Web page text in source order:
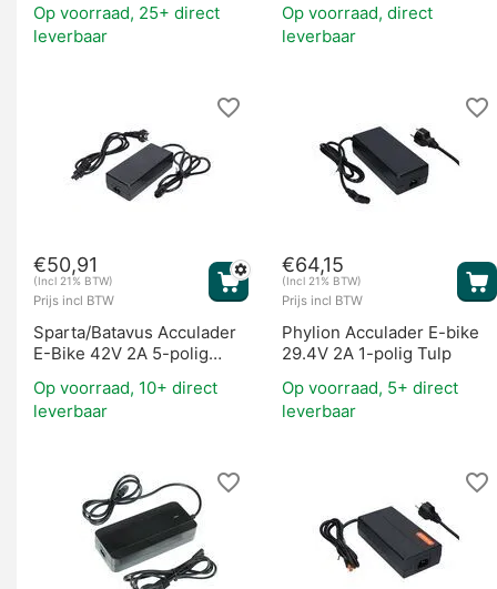
Overige onderdelen
Op voorraad, 25+ direct
leverbaar
Op voorraad, direct
leverbaar
€50,91
(Incl 21% BTW)
Prijs incl BTW
Sparta/Batavus Acculader
E-Bike 42V 2A 5-polig
Op voorraad, 10+ direct
leverbaar
€64,15
(Incl 21% BTW)
Prijs incl BTW
Phylion Acculader E-bike
29.4V 2A 1-polig Tulp
Op voorraad, 5+ direct
leverbaar